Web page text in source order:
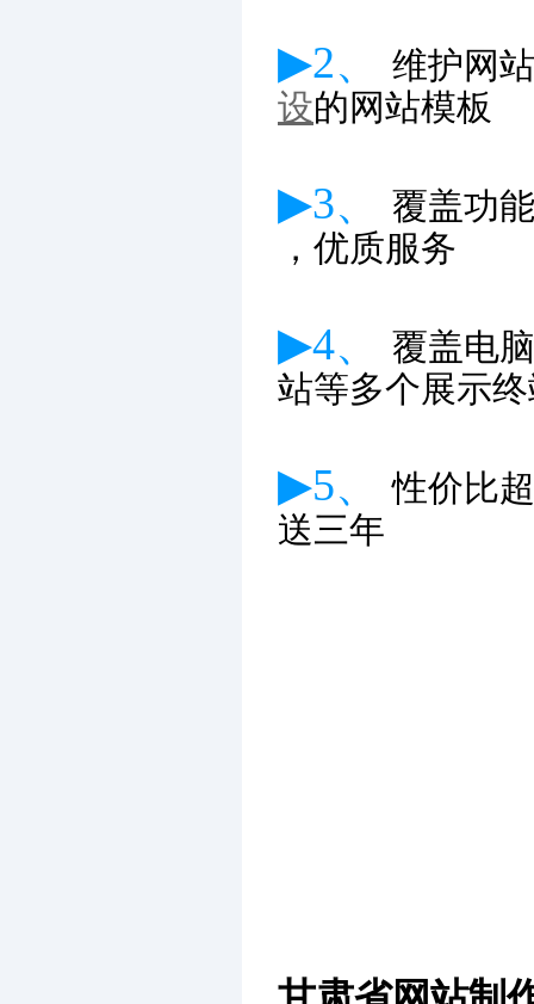
▶2、
维护网
设的网站模板
▶3、
覆盖功
，优质服务
▶4、
覆盖电
站等多个展示
▶5、性价比
送三年